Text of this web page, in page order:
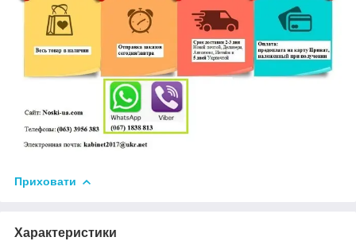
Приховати
Характеристики